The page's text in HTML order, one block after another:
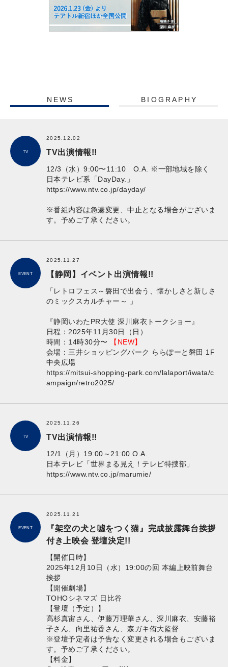
NEWS BIOGRAPHY
TV
2025.12.02
TV出演情報!!
12/3（水）9:00〜11:10 O.A. ※一部地域を除く
日本テレビ系「DayDay.」
https://www.ntv.co.jp/dayday/
※番組内容は急遽変更、中止となる場合がございま
す。予めご了承ください。
EVENT
2025.11.27
【静岡】イベント出演情報!!
「レトロフェス～磐田で出会う、懐かしさと新しさ
のミックスカルチャー～ 」
『静岡いわたPR大使 深川麻衣トークショー』
日程：2025年11月30日（日）
時間：14時30分〜
【NEW】
会場：三井ショッピングパーク ららぽーと磐田 1F
中央広場
https://mitsui-shopping-park.com/lalaport/iwata/c
ampaign/retro2025/
TV
2025.11.26
TV出演情報!!
12/1（月）19:00～21:00 O.A.
日本テレビ「世界まる見え！テレビ特捜部」
https://www.ntv.co.jp/marumie/
EVENT
2025.11.21
『架空の犬と噓をつく猫』完成披露舞台挨拶
付き上映会 登壇決定!!
【開催日時】
2025年12月10日（水）19:00の回 本編上映前舞台
挨拶
【開催劇場】
TOHOシネマズ 日比谷
【登壇（予定）】
⾼杉真宙さん、伊藤万理華さん、深川麻衣、安藤裕
⼦さん、向⾥祐⾹さん、森ガキ侑大監督
※登壇予定者は予告なく変更される場合もございま
す。予めご了承ください。
【料金】